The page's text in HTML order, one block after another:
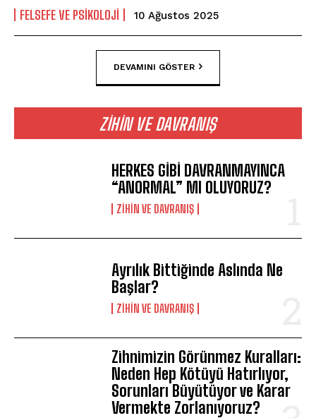
FELSEFE VE PSIKOLOJI 10 Ağustos 2025
DEVAMINI GÖSTER
ZIHIN VE DAVRANIŞ
HERKES GİBİ DAVRANMAYINCA
“ANORMAL” MI OLUYORUZ?
⁠ZIHIN VE DAVRANIŞ
Ayrılık Bittiğinde Aslında Ne
Başlar?
⁠ZIHIN VE DAVRANIŞ
Zihnimizin Görünmez Kuralları:
Neden Hep Kötüyü Hatırlıyor,
Sorunları Büyütüyor ve Karar
Vermekte Zorlanıyoruz?